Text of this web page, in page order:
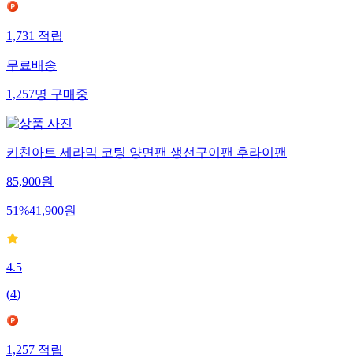
1,731 적립
무료배송
1,257명 구매중
키친아트 세라믹 코팅 양면팬 생선구이팬 후라이팬
85,900원
51%41,900원
4.5
(4)
1,257 적립